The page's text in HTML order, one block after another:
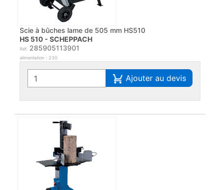
Scie à bûches lame de 505 mm HS510
HS 510 - SCHEPPACH
Réf. 285905113901
alimentation : 230
Ajouter au devis